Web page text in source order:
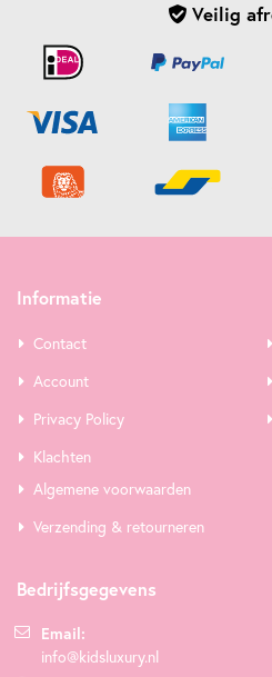
Veilig
Informatie
Contact
Account
Privacy Policy
Klachten
Algemene voorwaarden
Verzending & retourneren
Bedrijfsgegevens
Email:
info@kidsluxury.nl